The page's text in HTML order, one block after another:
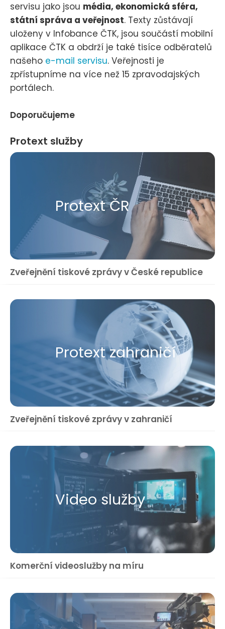
servisu jako jsou média, ekonomická sféra,
státní správa a veřejnost. Texty zůstávají
uloženy v Infobance ČTK, jsou součástí mobilní
aplikace ČTK a obdrží je také tisíce odběratelů
našeho e-mail servisu. Veřejnosti je
zpřístupníme na více než 15 zpravodajských
portálech.
Doporučujeme
Protext služby
Protext ČR
Zveřejnění tiskové zprávy v České republice
Protext zahraničí
Zveřejnění tiskové zprávy v zahraničí
Video služby
Komerční videoslužby na míru